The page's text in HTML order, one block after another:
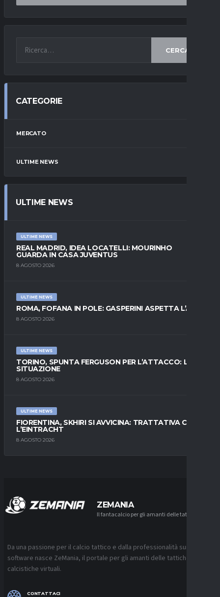
CERCA
CATEGORIE
MERCATO
ULTIME NEWS
ULTIME NEWS
ULTIME NEWS
REAL MADRID, IDEA LOCATELLI: MOURINHO
GUARDA IN CASA JUVENTUS
8 AGOSTO 2026
ULTIME NEWS
ROMA, FOFANA IN POLE: GASPERINI ASPETTA L’ALA
8 AGOSTO 2026
ULTIME NEWS
TORINO, SPUNTA FERGUSON PER L’ATTACCO: LA
SITUAZIONE
8 AGOSTO 2026
ULTIME NEWS
FIORENTINA, SKHIRI SI AVVICINA: TRATTATIVA CON
L’EINTRACHT
8 AGOSTO 2026
ZEMANIA
Il fantacalcio per gli amanti delle tattiche
Da una passione per il calcio tattico e dalla professionalità sui
software nasce ZeMania, il portale per gli amanti delle tattiche
calcistiche virtuali.
CONTATTACI